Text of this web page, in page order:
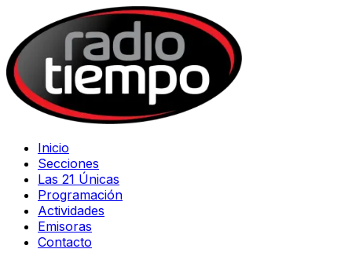
Inicio
Secciones
Las 21 Únicas
Programación
Actividades
Emisoras
Contacto